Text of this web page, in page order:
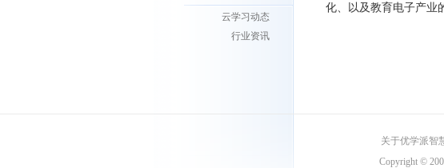
云学习动态
行业资讯
化、以及教育电子产业
关于优学派智
Copyright ©